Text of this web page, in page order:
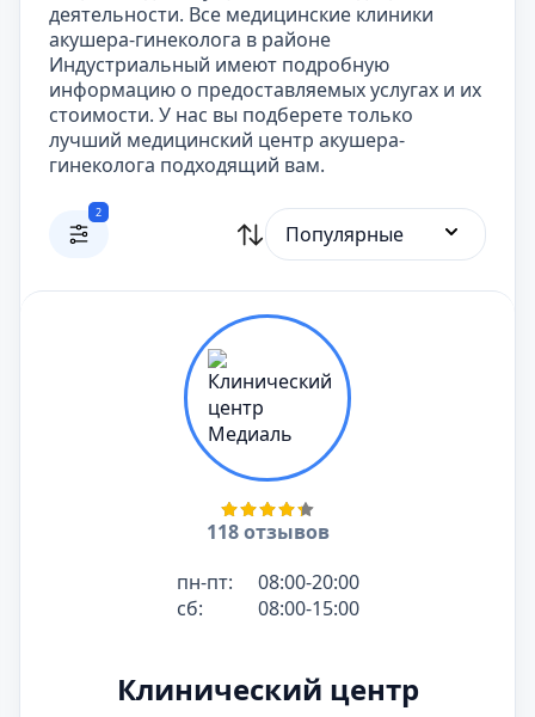
деятельности. Все медицинские клиники
акушера-гинеколога в районе
Индустриальный имеют подробную
информацию о предоставляемых услугах и их
стоимости. У нас вы подберете только
лучший медицинский центр акушера-
гинеколога подходящий вам.
2
Популярные
118 отзывов
пн-пт:
08:00-20:00
сб:
08:00-15:00
Клинический центр